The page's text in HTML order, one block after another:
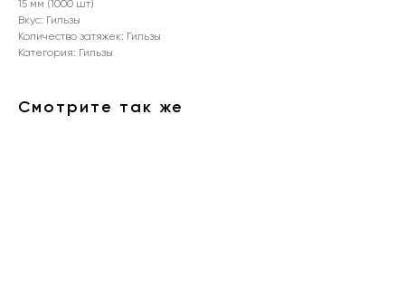
15 мм (1000 шт)
Вкус: Гильзы
Количество затяжек: Гильзы
Категория: Гильзы
Смотрите так же